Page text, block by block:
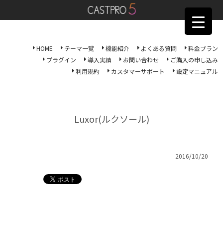
HOME テーマ一覧 機能紹介 よくある質問
料金プラン
プラグイン
導入実績 お問い合わせ
ご購入の申し込み
利用規約
カスタマーサポート 設定マニュアル
Luxor(ルクソール)
2016/10/20